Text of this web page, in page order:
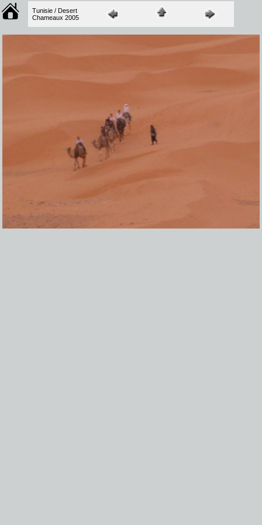
Tunisie / Desert
Chameaux 2005